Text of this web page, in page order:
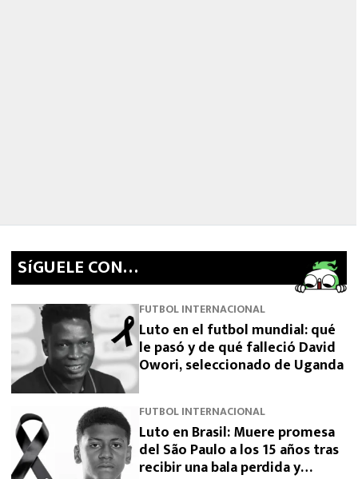
SíGUELE CON…
FUTBOL INTERNACIONAL
Luto en el futbol mundial: qué
le pasó y de qué falleció David
Owori, seleccionado de Uganda
FUTBOL INTERNACIONAL
Luto en Brasil: Muere promesa
del São Paulo a los 15 años tras
recibir una bala perdida y